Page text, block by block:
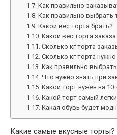
Как правильно
Как правильно выбрать
Какой вес торта брать?
Какой вес торта
Сколько кг торта
Сколько кг торта
Как правильно
Что нужно знать при
Какой торт нужен на 10
Какой торт самый
Какая обувь будет
Какие самые вкусные торты?